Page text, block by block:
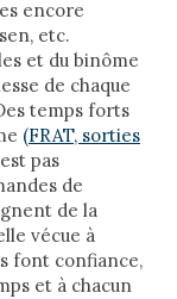
encore
etc.
et du binôme
de chaque
temps forts
(FRAT, sorties
pas
de
de la
vécue à
font confiance,
et à chacun